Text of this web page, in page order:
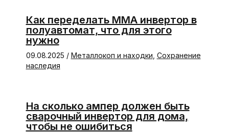
Как переделать ММА инвертор в
полуавтомат, что для этого
нужно
09.08.2025 / Металлокоп и находки Сохранение
наследия
На сколько ампер должен быть
сварочный инвертор для дома,
чтобы не ошибиться